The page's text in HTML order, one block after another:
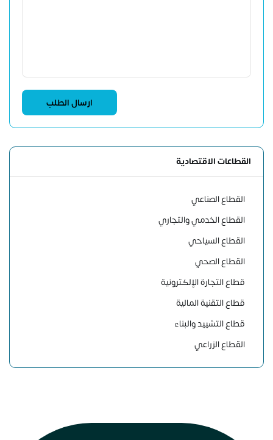
القطاعات الاقتصادية
القطاع الصناعي
القطاع الخدمي والتجاري
القطاع السياحي
القطاع الصحي
قطاع التجارة الإلكترونية
قطاع التقنية المالية
قطاع التشييد والبناء
القطاع الزراعي